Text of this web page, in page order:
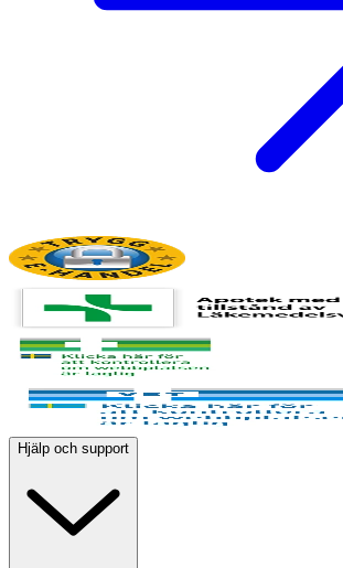
Hjälp och support